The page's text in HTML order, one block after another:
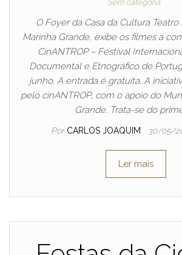
Sem categoria
O Foyer da Casa da Cultura
Marinha Grande, exibe os filmes a
CinANTROP – Festival
Documental e Etnográfico de
junho. A entrada é gratuita. A
pelo cinANTROP, com o apoio do
Grande. Trata-se do
Por CARLOS JOAQUIM 30/05/
Ler mais